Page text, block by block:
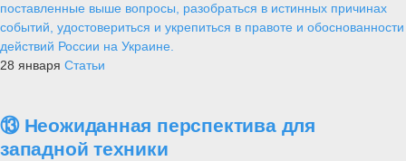
поставленные выше вопросы, разобраться в истинных причинах
событий, удостовериться и укрепиться в правоте и обоснованности
действий России на Украине.
28 января Статьи
⑬ Неожиданная перспектива для
западной техники